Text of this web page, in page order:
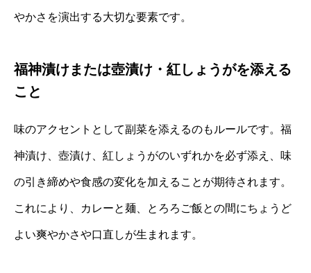
やかさを演出する大切な要素です。
福神漬けまたは壺漬け・紅しょうがを添える
こと
味のアクセントとして副菜を添えるのもルールです。福
神漬け、壺漬け、紅しょうがのいずれかを必ず添え、味
の引き締めや食感の変化を加えることが期待されます。
これにより、カレーと麺、とろろご飯との間にちょうど
よい爽やかさや口直しが生まれます。